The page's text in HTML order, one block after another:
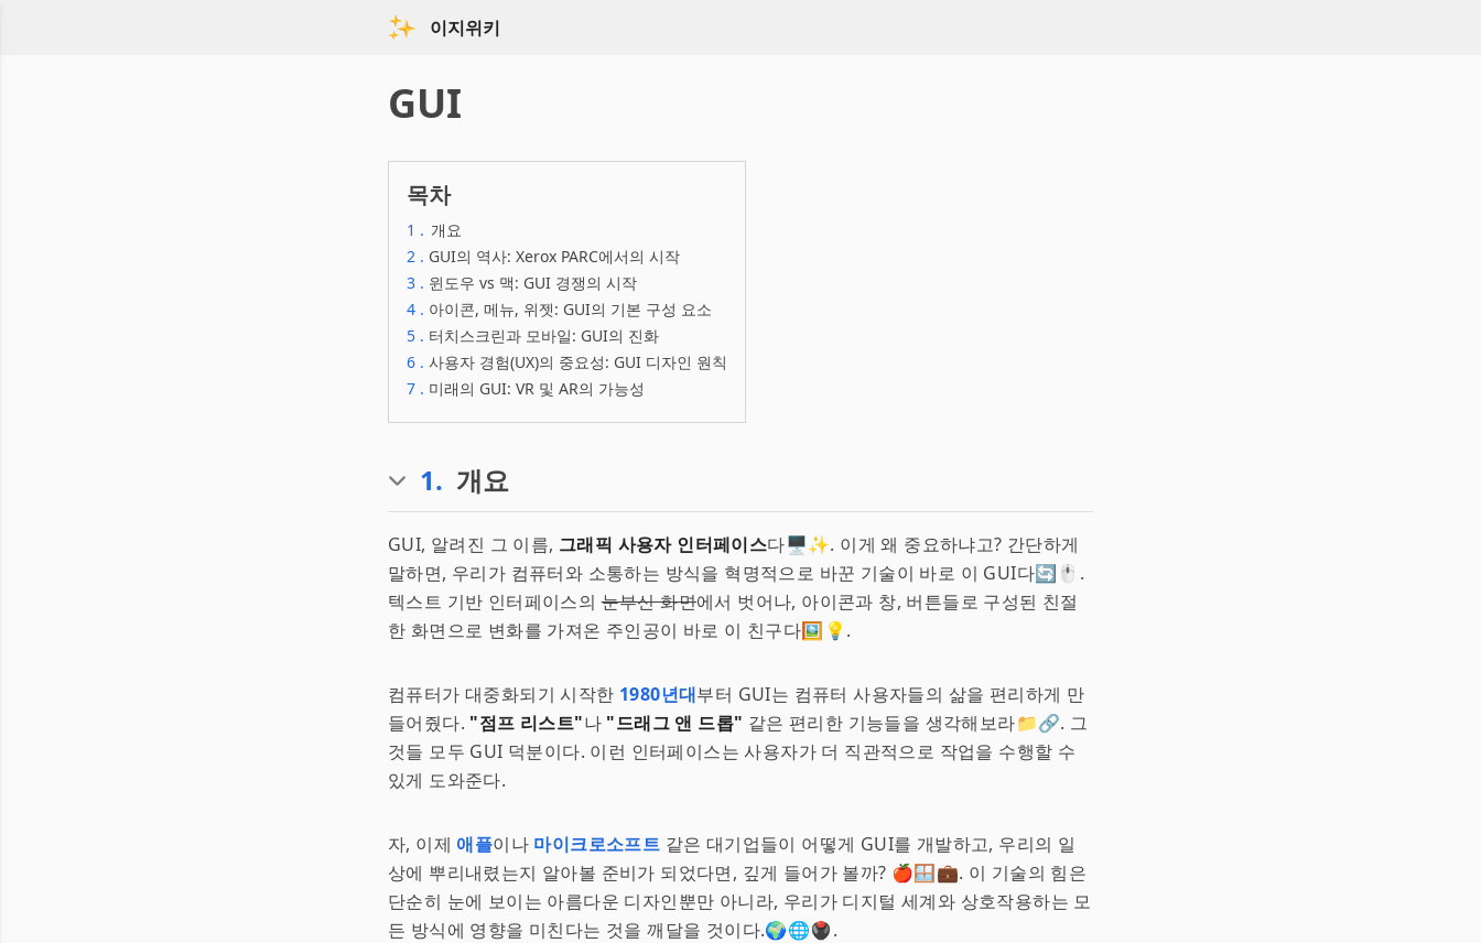
이지위키
GUI
목차
1 . 개요
2 . GUI의 역사: Xerox PARC에서의 시작
3 . 윈도우 vs 맥: GUI 경쟁의 시작
4 . 아이콘, 메뉴, 위젯: GUI의 기본 구성 요소
5 . 터치스크린과 모바일: GUI의 진화
6 . 사용자 경험(UX)의 중요성: GUI 디자인 원칙
7 . 미래의 GUI: VR 및 AR의 가능성
1. 개요
GUI, 알려진 그 이름, 그래픽 사용자 인터페이스다🖥✨. 이게 왜 중요하냐고? 간단하게
말하면, 우리가 컴퓨터와 소통하는 방식을 혁명적으로 바꾼 기술이 바로 이 GUI다🔄🖱.
텍스트 기반 인터페이스의눈부신 화면에서 벗어나, 아이콘과 창, 버튼들로 구성된 친절
한 화면으로 변화를 가져온 주인공이 바로 이 친구다🖼💡.
컴퓨터가 대중화되기 시작한 1980년대부터 GUI는 컴퓨터 사용자들의 삶을 편리하게 만
들어줬다. "점프 리스트"나 "드래그 앤 드롭" 같은 편리한 기능들을 생각해보라📁🔗. 그
것들 모두 GUI 덕분이다. 이런 인터페이스는 사용자가 더 직관적으로 작업을 수행할 수
있게 도와준다.
자, 이제 애플이나 마이크로소프트 같은 대기업들이 어떻게 GUI를 개발하고, 우리의 일
상에 뿌리내렸는지 알아볼 준비가 되었다면, 깊게 들어가 볼까? 🍎🪟💼. 이 기술의 힘은
단순히 눈에 보이는 아름다운 디자인뿐만 아니라, 우리가 디지털 세계와 상호작용하는 모
든 방식에 영향을 미친다는 것을 깨달을 것이다.🌍🌐🖲.